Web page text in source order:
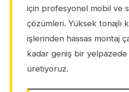
için profesyonel mobil ve
çözümleri. Yüksek tonajlı
işlerinden hassas montaj
kadar geniş bir yelpazede
üretiyoruz.